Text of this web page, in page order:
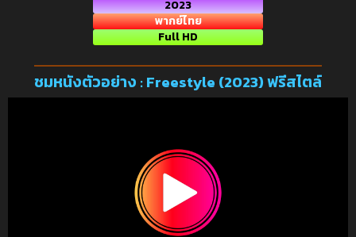
2023
พากย์ไทย
Full HD
ชมหนังตัวอย่าง : Freestyle (2023) ฟรีสไตล์